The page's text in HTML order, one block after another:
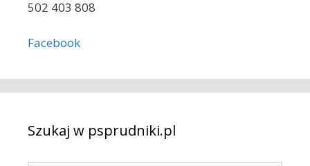
502 403 808
Facebook
Szukaj w psprudniki.pl